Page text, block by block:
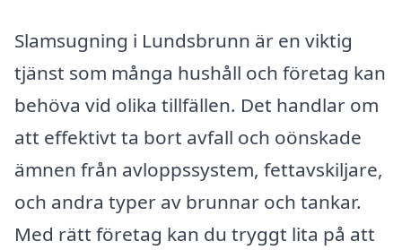
Slamsugning i Lundsbrunn är en viktig
tjänst som många hushåll och företag kan
behöva vid olika tillfällen. Det handlar om
att effektivt ta bort avfall och oönskade
ämnen från avloppssystem, fettavskiljare,
och andra typer av brunnar och tankar.
Med rätt företag kan du tryggt lita på att